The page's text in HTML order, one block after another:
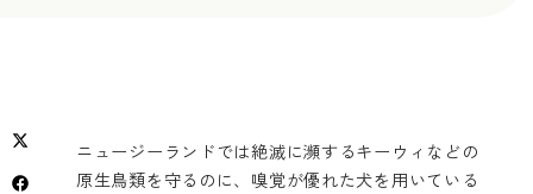
ニュージーランドでは絶滅に瀕するキーウィなどの
原生鳥類を守るのに、嗅覚が優れた犬を用いている